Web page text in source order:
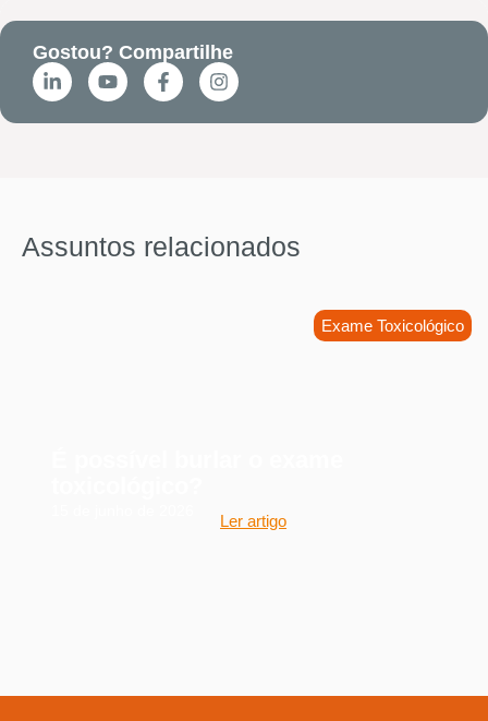
Gostou? Compartilhe
Assuntos relacionados
Exame Toxicológico
Ler artigo